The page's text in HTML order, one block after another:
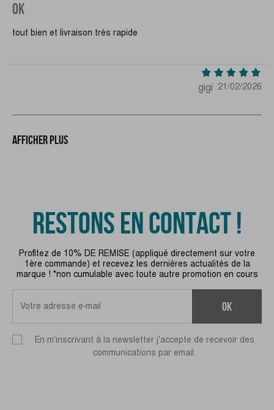
OK
tout bien et livraison très rapide
gigi 21/02/2026
Afficher plus
RESTONS EN CONTACT !
Profitez de 10% DE REMISE (appliqué directement sur votre
1ère commande) et recevez les dernières actualités de la
marque ! *non cumulable avec toute autre promotion en cours
ok
En m'inscrivant à la newsletter j'accepte de recevoir des
communications par email.